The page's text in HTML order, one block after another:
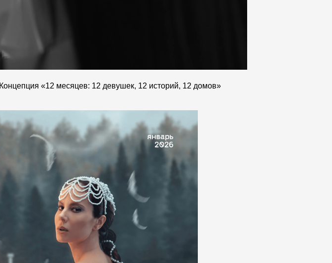
«12 месяцев: 12 девушек, 12 историй, 12 домов»